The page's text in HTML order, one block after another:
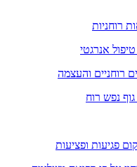
רוחניות
טיפול אנרגטי
רוחניים והעצמה
גוף נפש רוח
פגיעות ופציעות